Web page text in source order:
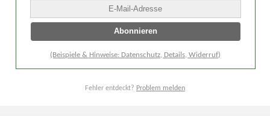
(Beispiele & Hinweise: Datenschutz, Details, Widerruf)
Fehler entdeckt? Problem melden